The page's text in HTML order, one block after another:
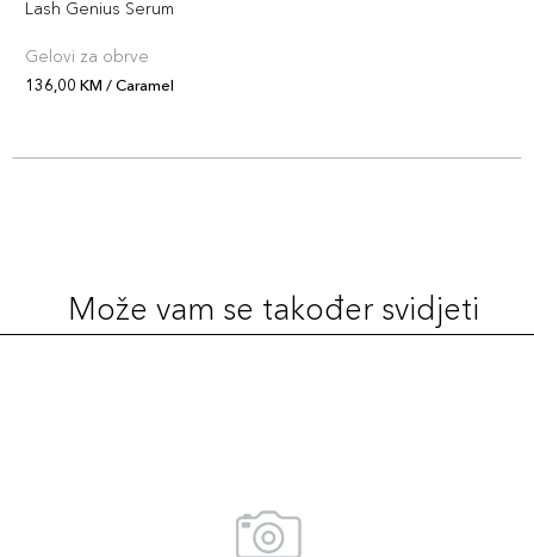
Lash Genius Serum
Gelovi za obrve
136,00 KM / Caramel
Može vam se također svidjeti